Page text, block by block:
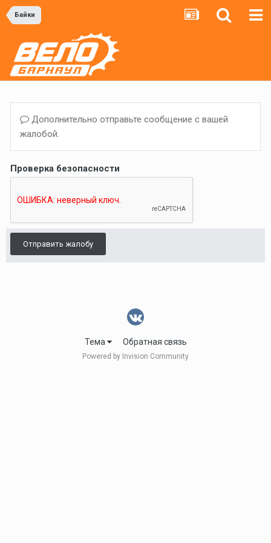
Байки
Дополнительно отправьте сообщение с вашей
жалобой.
Проверка безопасности
Отправить жалобу
Тема Обратная связь
Powered by Invision Community